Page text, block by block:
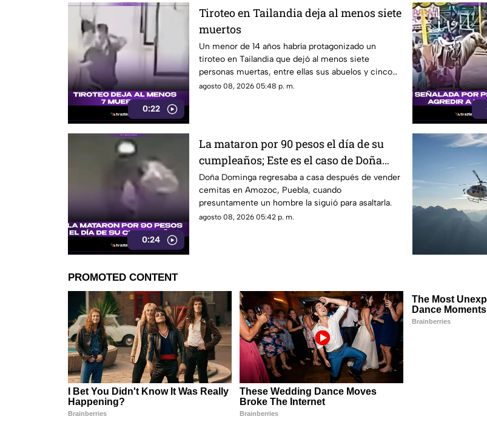
0:22
Tiroteo en Tailandia deja al menos siete
muertos
Un menor de 14 años habría protagonizado un
tiroteo en Tailandia que dejó al menos siete
personas muertas, entre ellas sus abuelos y cinco
personas en una escuela.
agosto 08, 2026 05:48 p. m.
0:24
La mataron por 90 pesos el día de su
cumpleaños; Este es el caso de Doña
Dominga
Doña Dominga regresaba a casa después de vender
cemitas en Amozoc, Puebla, cuando
presuntamente un hombre la siguió para asaltarla.
agosto 08, 2026 05:42 p. m.